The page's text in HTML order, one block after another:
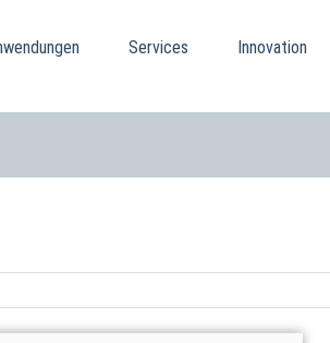
Services Innovation